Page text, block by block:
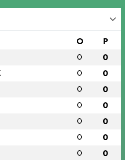
O P
0 0
0 0
0 0
0 0
0 0
0 0
0 0